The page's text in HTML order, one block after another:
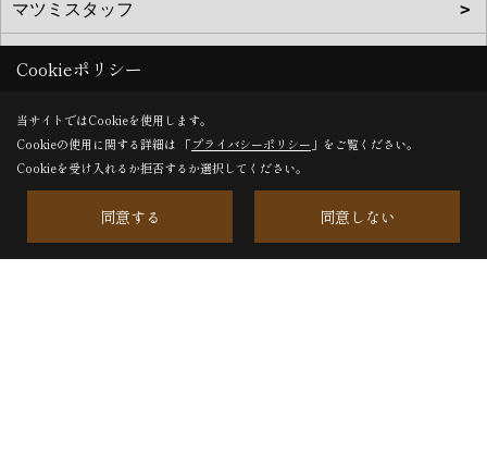
松美建設株式会社
〒468-0044
Cookieポリシー
当サイトではCookieを使用します。
Cookieの使用に関する詳細は 「プライバシーポリシー 」をご覧ください。
Cookieを受け入れるか拒否するか選択してください。
同意する 同意しない